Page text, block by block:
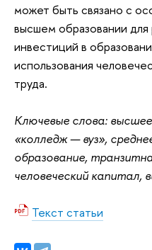
может быть связано с
высшем образовании
инвестиций в
использования
труда.
Ключевые слова:
«колледж — вуз»,
образование,
человеческий капитал,
Текст статьи